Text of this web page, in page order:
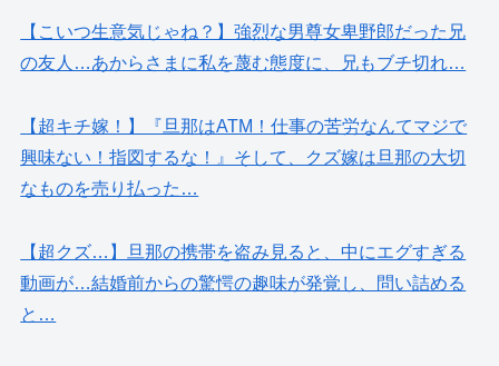
【こいつ生意気じゃね？】強烈な男尊女卑野郎だった兄
の友人…あからさまに私を蔑む態度に、兄もブチ切れ…
【超キチ嫁！】『旦那はATM！仕事の苦労なんてマジで
興味ない！指図するな！』そして、クズ嫁は旦那の大切
なものを売り払った…
【超クズ…】旦那の携帯を盗み見ると、中にエグすぎる
動画が…結婚前からの驚愕の趣味が発覚し、問い詰める
と…